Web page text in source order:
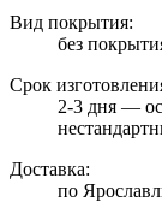
Вид покрытия:
без
Срок
2-3 дня —
Доставка:
по